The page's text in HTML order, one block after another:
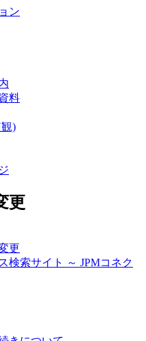
ン
料
)
更
更
検索サイト ～ JPMコネク